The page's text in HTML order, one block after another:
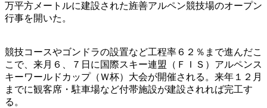
万平方メートルに建設された旌善アルペン競技場のオープン
行事を開いた。
競技コースやゴンドラの設置など工程率６２％まで進んだこ
こで、来月６、７日に国際スキー連盟（ＦＩＳ）アルペンス
キーワールドカップ（Ｗ杯）大会が開催される。来年１２月
までに観客席・駐車場など付帯施設が建設されれば完工す
る。